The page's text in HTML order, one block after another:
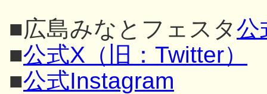
■広島みなとフェスタ公
■公式X（旧：Twitter）
■公式Instagram